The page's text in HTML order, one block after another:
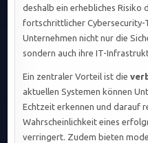
deshalb ein erhebliches Risiko
fortschrittlicher Cybersecurity-
Unternehmen nicht nur die
sondern auch ihre IT-
Ein zentraler Vorteil ist die
aktuellen Systemen können
Echtzeit erkennen und darauf
Wahrscheinlichkeit eines
verringert. Zudem bieten